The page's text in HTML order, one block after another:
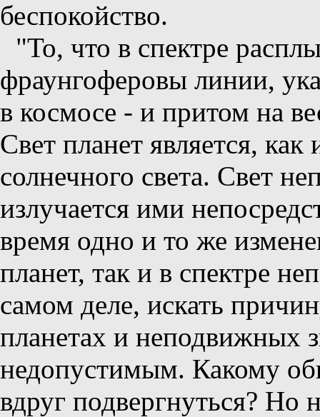
беспокойство.
"То, что в спектре
фраунгоферовы линии,
в космосе - и притом на
Свет планет является,
солнечного света. Свет
излучается ими
время одно и то же
планет, так и в спектре
самом деле, искать
планетах и неподвижных
недопустимым. Какому
вдруг подвергнуться? Но